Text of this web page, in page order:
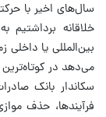
سال‌های اخیر با
خلاقانه
بین‌المللی یا داخلی
می‌دهد در
سکاندار بانک
فرآیندها، حذف